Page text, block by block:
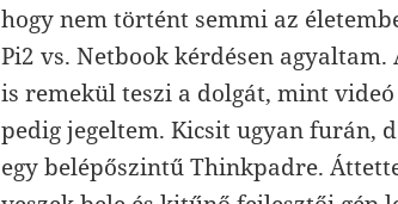
hogy nem történt semmi az
Pi2 vs. Netbook kérdésen
is remekül teszi a dolgát, mint
pedig jegeltem. Kicsit ugyan furán,
egy belépőszintű Thinkpadre.